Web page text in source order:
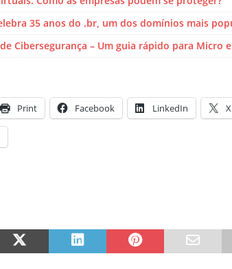
35 anos do .br, um dos domínios mais
Cibersegurança – Um guia rápido para Micro e
Print Facebook LinkedIn X